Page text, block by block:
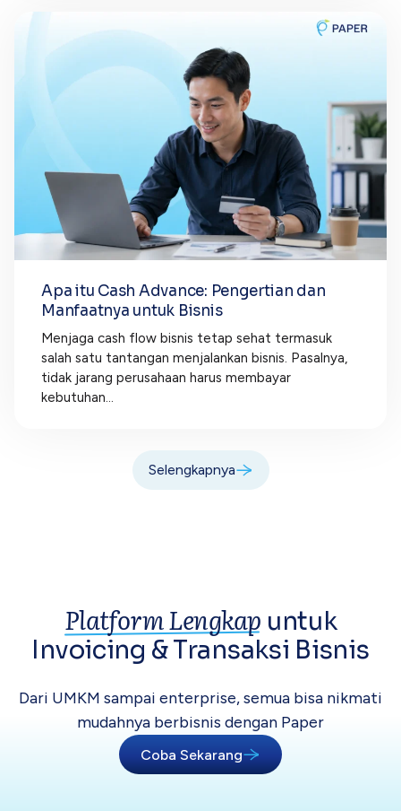
Apa itu Cash Advance: Pengertian dan
Manfaatnya untuk Bisnis
Menjaga cash flow bisnis tetap sehat termasuk
salah satu tantangan menjalankan bisnis. Pasalnya,
tidak jarang perusahaan harus membayar
kebutuhan...
Selengkapnya
Platform Lengkap untuk
Invoicing &Transaksi Bisnis
Dari UMKM sampai enterprise, semua bisa nikmati
mudahnya berbisnis dengan Paper
Coba Sekarang